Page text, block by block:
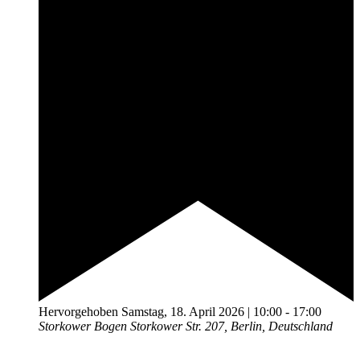
Hervorgehoben Samstag, 18. April 2026 | 10:00 - 17:00
Storkower Bogen Storkower Str. 207, Berlin, Deutschland